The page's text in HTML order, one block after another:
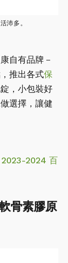
自有品牌－
推出各式保
，小包裝好
選擇，讓健
沛多。
2023-2024 百
骨素膠原